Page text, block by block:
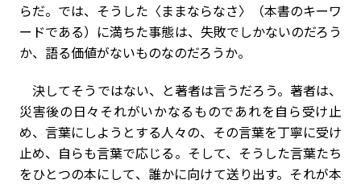
らだ。では、そうした〈ままならなさ〉（本書のキーワ
ードである）に満ちた事態は、失敗でしかないのだろう
か、語る価値がないものなのだろうか。
決してそうではない、と著者は言うだろう。著者は、
災害後の日々――それがいかなるものであれ――を自ら受け止
め、言葉にしようとする人々の、その言葉を丁寧に受け
止め、自らも言葉で応じる。そして、そうした言葉たち
をひとつの本にして、誰かに向けて送り出す。それが本